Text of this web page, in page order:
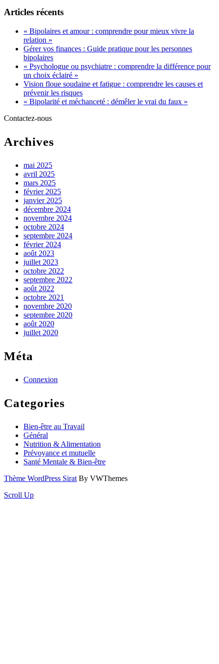
Articles récents
« Bipolaires et amour : comprendre pour mieux vivre la
relation »
Gérer vos finances : Guide pratique pour les personnes
bipolaires
« Psychologue ou psychiatre : comprendre la différence pour
un choix éclairé »
Vision floue soudaine et fatigue : comprendre les causes et
prévenir les risques
« Bipolarité et méchanceté : démêler le vrai du faux »
Contactez-nous
Archives
mai 2025
avril 2025
mars 2025
février 2025
janvier 2025
décembre 2024
novembre 2024
octobre 2024
septembre 2024
février 2024
août 2023
juillet 2023
octobre 2022
septembre 2022
août 2022
octobre 2021
novembre 2020
septembre 2020
août 2020
juillet 2020
Méta
Connexion
Categories
Bien-être au Travail
Général
Nutrition & Alimentation
Prévoyance et mutuelle
Santé Mentale & Bien-être
Thème WordPress Sirat By VWThemes
Scroll Up